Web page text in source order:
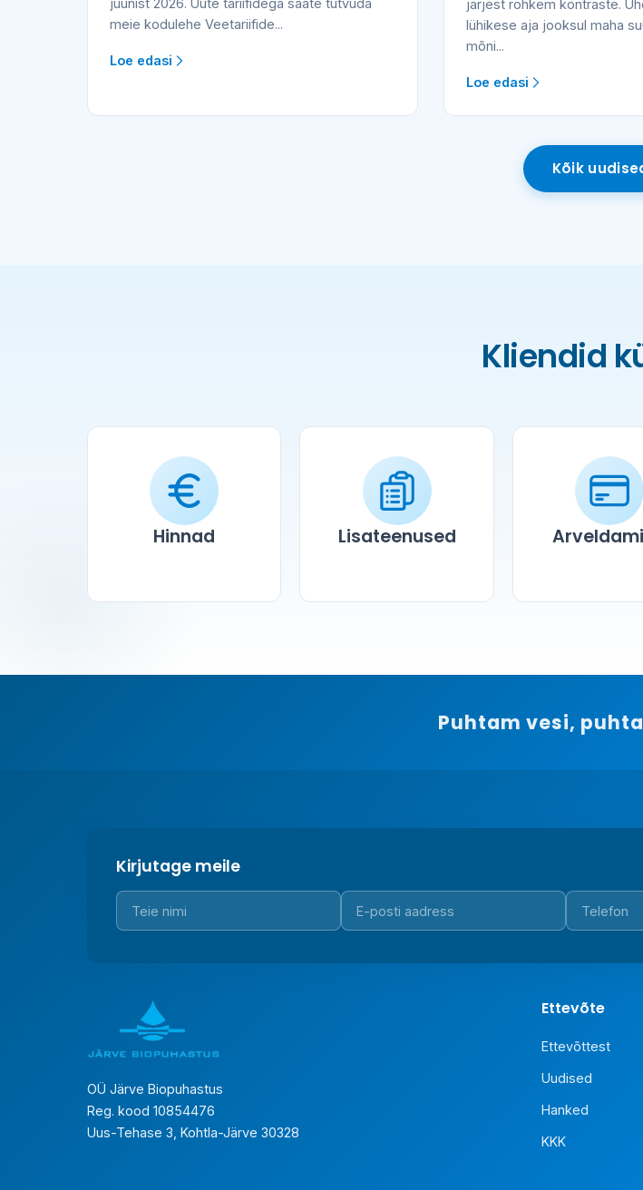
juunist 2026. Uute tariifidega saate tutvuda
meie kodulehe Veetariifide...
Loe edasi
järjest rohkem kontraste.
lühikese aja jooksul maha
mõni...
Loe edasi
Kõik
Kliendid
Hinnad Lisateenused
Puhtam vesi,
Kirjutage meile
OÜ Järve Biopuhastus
Reg. kood 10854476
Uus-Tehase 3, Kohtla-Järve 30328
Ettevõte
Ettevõttest
Uudised
Hanked
KKK